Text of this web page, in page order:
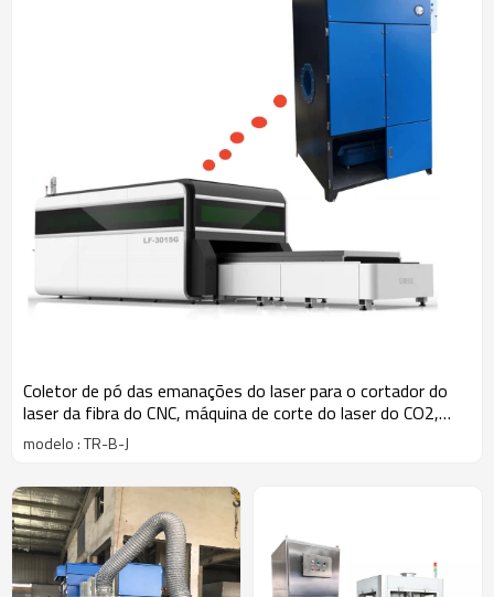
Coletor de pó das emanações do laser para o cortador do
laser da fibra do CNC, máquina de corte do laser do CO2,
máquina do plasma
modelo : TR-B-J